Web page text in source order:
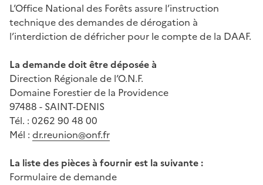
L’Office National des Forêts assure l’instruction
technique des demandes de dérogation à
l’interdiction de défricher pour le compte de la DAAF.
La demande doit être déposée à
Direction Régionale de l’O.N.F.
Domaine Forestier de la Providence
97488 - SAINT-DENIS
Tél. : 0262 90 48 00
Mél : dr.reunion@onf.fr
La liste des pièces à fournir est la suivante :
Formulaire de demande